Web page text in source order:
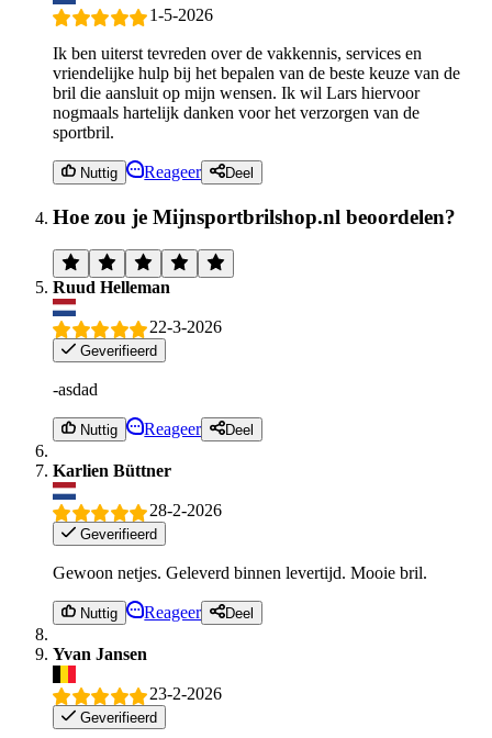
1-5-2026
Ik ben uiterst tevreden over de vakkennis, services en
vriendelijke hulp bij het bepalen van de beste keuze van de
bril die aansluit op mijn wensen. Ik wil Lars hiervoor
nogmaals hartelijk danken voor het verzorgen van de
sportbril.
Nuttig Reageer Deel
Hoe zou je Mijnsportbrilshop.nl beoordelen?
Ruud Helleman
22-3-2026
Geverifieerd
-asdad
Nuttig Reageer Deel
Karlien Büttner
28-2-2026
Geverifieerd
Gewoon netjes. Geleverd binnen levertijd. Mooie bril.
Nuttig Reageer Deel
Yvan Jansen
23-2-2026
Geverifieerd